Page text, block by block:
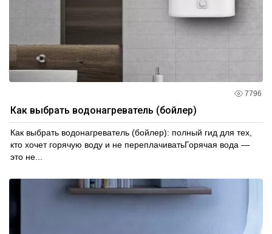
7796
Как выбрать водонагреватель (бойлер)
Как выбрать водонагреватель (бойлер): полный гид для тех,
кто хочет горячую воду и не переплачиватьГорячая вода —
это не...